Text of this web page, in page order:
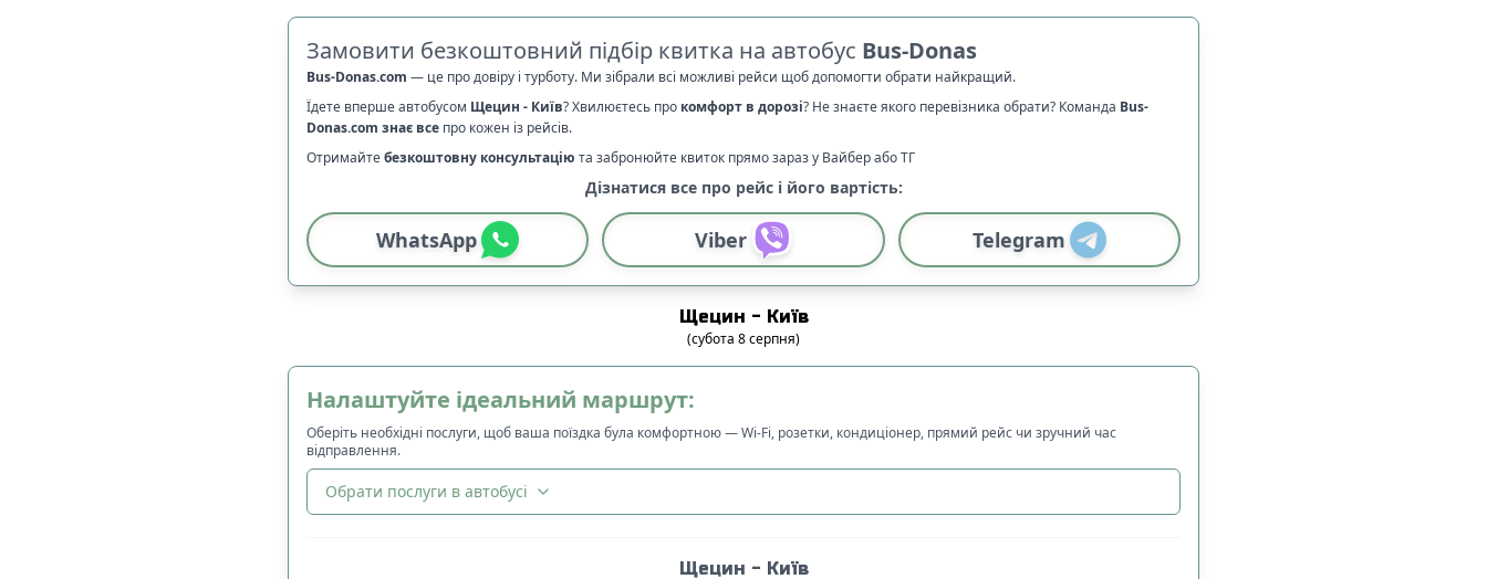
Замовити безкоштовний підбір квитка на автобус Bus-Donas
Bus-Donas.com — це про довіру і турботу. Ми зібрали всі можливі рейси щоб допомогти обрати найкращий.
Їдете вперше автобусом Щецин - Київ? Хвилюєтесь про комфорт в дорозі? Не знаєте якого перевізника обрати? Команда Bus-
Donas.com знає все про кожен із рейсів.
Отримайтебезкоштовну консультацію та забронюйте квиток прямо зараз у Вайбер або ТГ
Дізнатися все про рейс і його вартість:
WhatsApp Viber Telegram
Щецин - Київ
(субота 8серпня)
Налаштуйте ідеальний маршрут:
Оберіть необхідні послуги, щоб ваша поїздка була комфортною — Wi-Fi, розетки, кондиціонер, прямий рейс чи зручний час
відправлення.
Обрати послуги в автобусі
Щецин - Київ